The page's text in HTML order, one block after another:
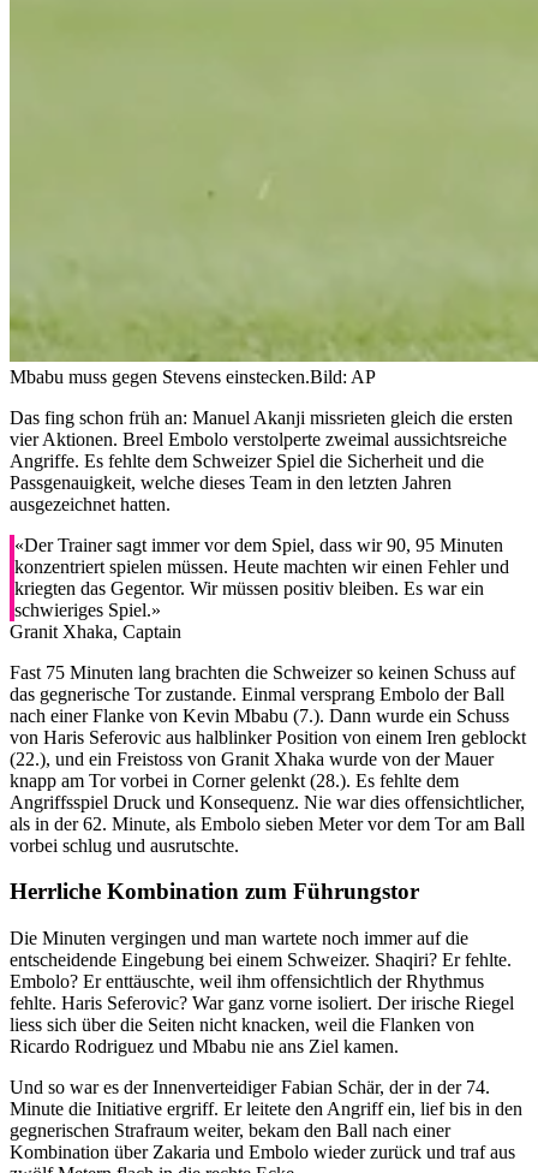
Mbabu muss gegen Stevens einstecken.Bild: AP
Das fing schon früh an: Manuel Akanji missrieten gleich die ersten
vier Aktionen. Breel Embolo verstolperte zweimal aussichtsreiche
Angriffe. Es fehlte dem Schweizer Spiel die Sicherheit und die
Passgenauigkeit, welche dieses Team in den letzten Jahren
ausgezeichnet hatten.
«Der Trainer sagt immer vor dem Spiel, dass wir 90, 95 Minuten
konzentriert spielen müssen. Heute machten wir einen Fehler und
kriegten das Gegentor. Wir müssen positiv bleiben. Es war ein
schwieriges Spiel.»
Granit Xhaka, Captain
Fast 75 Minuten lang brachten die Schweizer so keinen Schuss auf
das gegnerische Tor zustande. Einmal versprang Embolo der Ball
nach einer Flanke von Kevin Mbabu (7.). Dann wurde ein Schuss
von Haris Seferovic aus halblinker Position von einem Iren geblockt
(22.), und ein Freistoss von Granit Xhaka wurde von der Mauer
knapp am Tor vorbei in Corner gelenkt (28.). Es fehlte dem
Angriffsspiel Druck und Konsequenz. Nie war dies offensichtlicher,
als in der 62. Minute, als Embolo sieben Meter vor dem Tor am Ball
vorbei schlug und ausrutschte.
Herrliche Kombination zum Führungstor
Die Minuten vergingen und man wartete noch immer auf die
entscheidende Eingebung bei einem Schweizer. Shaqiri? Er fehlte.
Embolo? Er enttäuschte, weil ihm offensichtlich der Rhythmus
fehlte. Haris Seferovic? War ganz vorne isoliert. Der irische Riegel
liess sich über die Seiten nicht knacken, weil die Flanken von
Ricardo Rodriguez und Mbabu nie ans Ziel kamen.
Und so war es der Innenverteidiger Fabian Schär, der in der 74.
Minute die Initiative ergriff. Er leitete den Angriff ein, lief bis in den
gegnerischen Strafraum weiter, bekam den Ball nach einer
Kombination über Zakaria und Embolo wieder zurück und traf aus